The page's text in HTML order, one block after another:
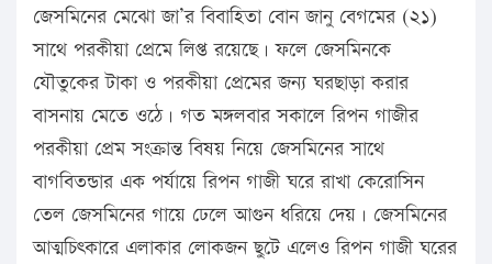
জেসমিনের মেঝো জা’র বিবাহিতা বোন জানু বেগমের (২১)
সাথে পরকীয়া প্রেমে লিপ্ত রয়েছে। ফলে জেসমিনকে
যৌতুকের টাকা ও পরকীয়া প্রেমের জন্য ঘরছাড়া করার
বাসনায় মেতে ওঠে। গত মঙ্গলবার সকালে রিপন গাজীর
পরকীয়া প্রেম সংক্রান্ত বিষয় নিয়ে জেসমিনের সাথে
বাগবিতন্ডার এক পর্যায়ে রিপন গাজী ঘরে রাখা কেরোসিন
তেল জেসমিনের গায়ে ঢেলে আগুন ধরিয়ে দেয়। জেসমিনের
আত্মচিৎকারে এলাকার লোকজন ছুটে এলেও রিপন গাজী ঘরের